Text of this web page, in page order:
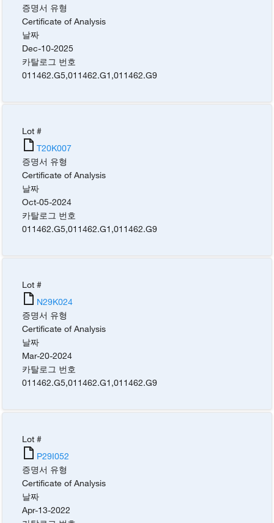
증명서 유형
Certificate of Analysis
날짜
Dec-10-2025
카탈로그 번호
011462.G5,011462.G1 ,011462.G9
Lot #
T20K007
증명서 유형
Certificate of Analysis
날짜
Oct-05-2024
카탈로그 번호
011462.G5,011462.G1 ,011462.G9
Lot #
N29K024
증명서 유형
Certificate of Analysis
날짜
Mar-20-2024
카탈로그 번호
011462.G5,011462.G1 ,011462.G9
Lot #
P29I052
증명서 유형
Certificate of Analysis
날짜
Apr-13-2022